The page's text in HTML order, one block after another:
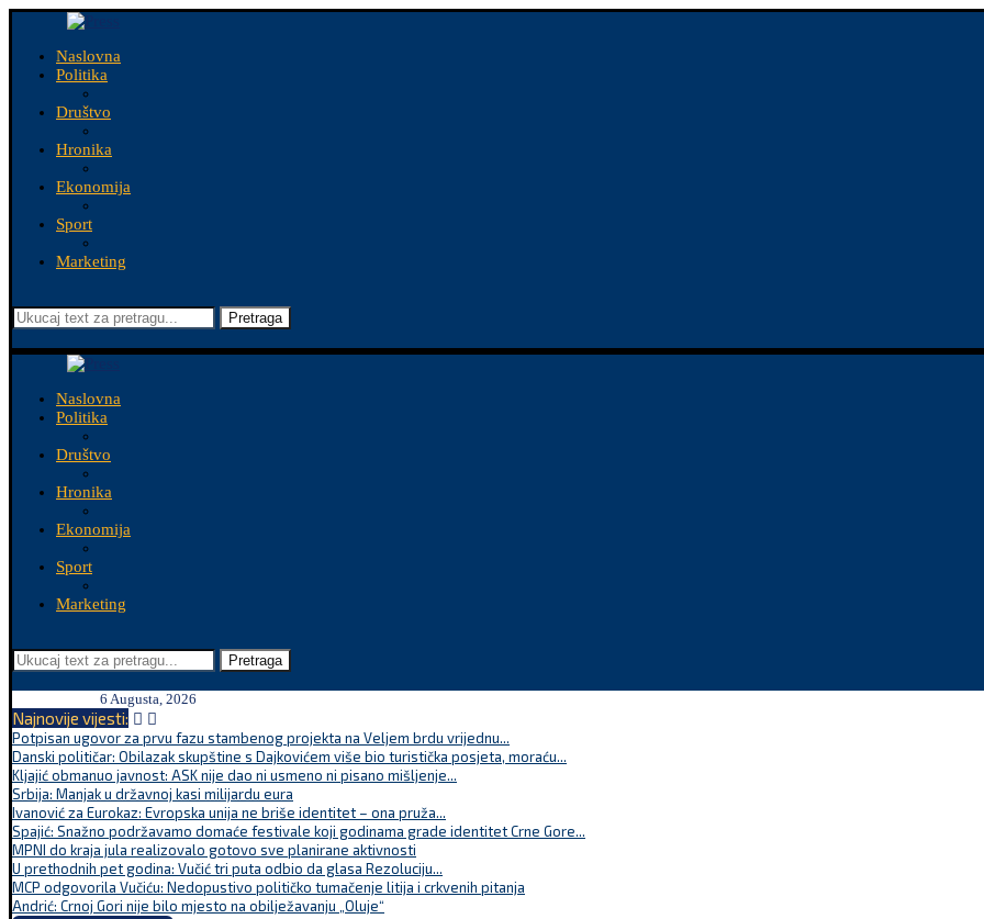
Naslovna
Politika
Društvo
Hronika
Ekonomija
Sport
Marketing
Pretraga
Naslovna
Politika
Društvo
Hronika
Ekonomija
Sport
Marketing
Pretraga
6 Augusta, 2026
Najnovije vijesti:
Potpisan ugovor za prvu fazu stambenog projekta na Veljem brdu vrijednu...
Danski političar: Obilazak skupštine s Dajkovićem više bio turistička posjeta, moraću...
Kljajić obmanuo javnost: ASK nije dao ni usmeno ni pisano mišljenje...
Srbija: Manjak u državnoj kasi milijardu eura
Ivanović za Eurokaz: Evropska unija ne briše identitet – ona pruža...
Spajić: Snažno podržavamo domaće festivale koji godinama grade identitet Crne Gore...
MPNI do kraja jula realizovalo gotovo sve planirane aktivnosti
U prethodnih pet godina: Vučić tri puta odbio da glasa Rezoluciju...
MCP odgovorila Vučiću: Nedopustivo političko tumačenje litija i crkvenih pitanja
Andrić: Crnoj Gori nije bilo mjesto na obilježavanju „Oluje“